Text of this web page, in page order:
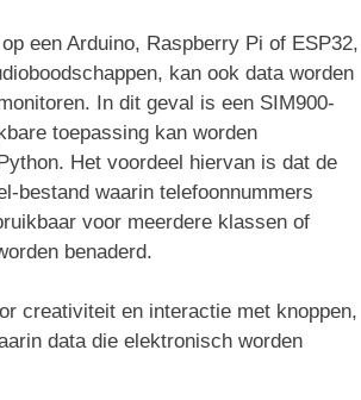
een Arduino, Raspberry Pi of ESP32,
kan ook data worden
In dit geval is een SIM900-
toepassing kan worden
Het voordeel hiervan is dat de
bestand waarin telefoonnummers
voor meerdere klassen of
benaderd.
creativiteit en interactie met knoppen,
data die elektronisch worden